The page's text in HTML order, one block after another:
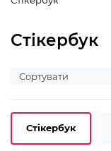
Стікербук
Стікербук